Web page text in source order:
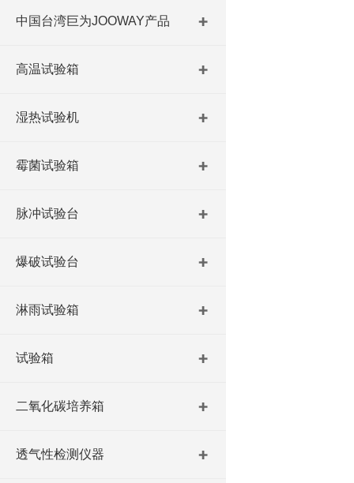
中国台湾巨为JOOWAY产品
高温试验箱
湿热试验机
霉菌试验箱
脉冲试验台
爆破试验台
淋雨试验箱
试验箱
二氧化碳培养箱
透气性检测仪器